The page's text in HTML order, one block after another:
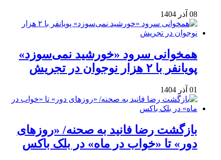
08 آذر 1404
همخوانی سرود «خورشید نمی‌سوزد»
پویانفر با ۲ هزار نوجوان در تجریش
01 آذر 1404
بازگشت رضا فانید به صحنه/ «روزهای
دور» تا «خواب در ماه» در بلک باکس